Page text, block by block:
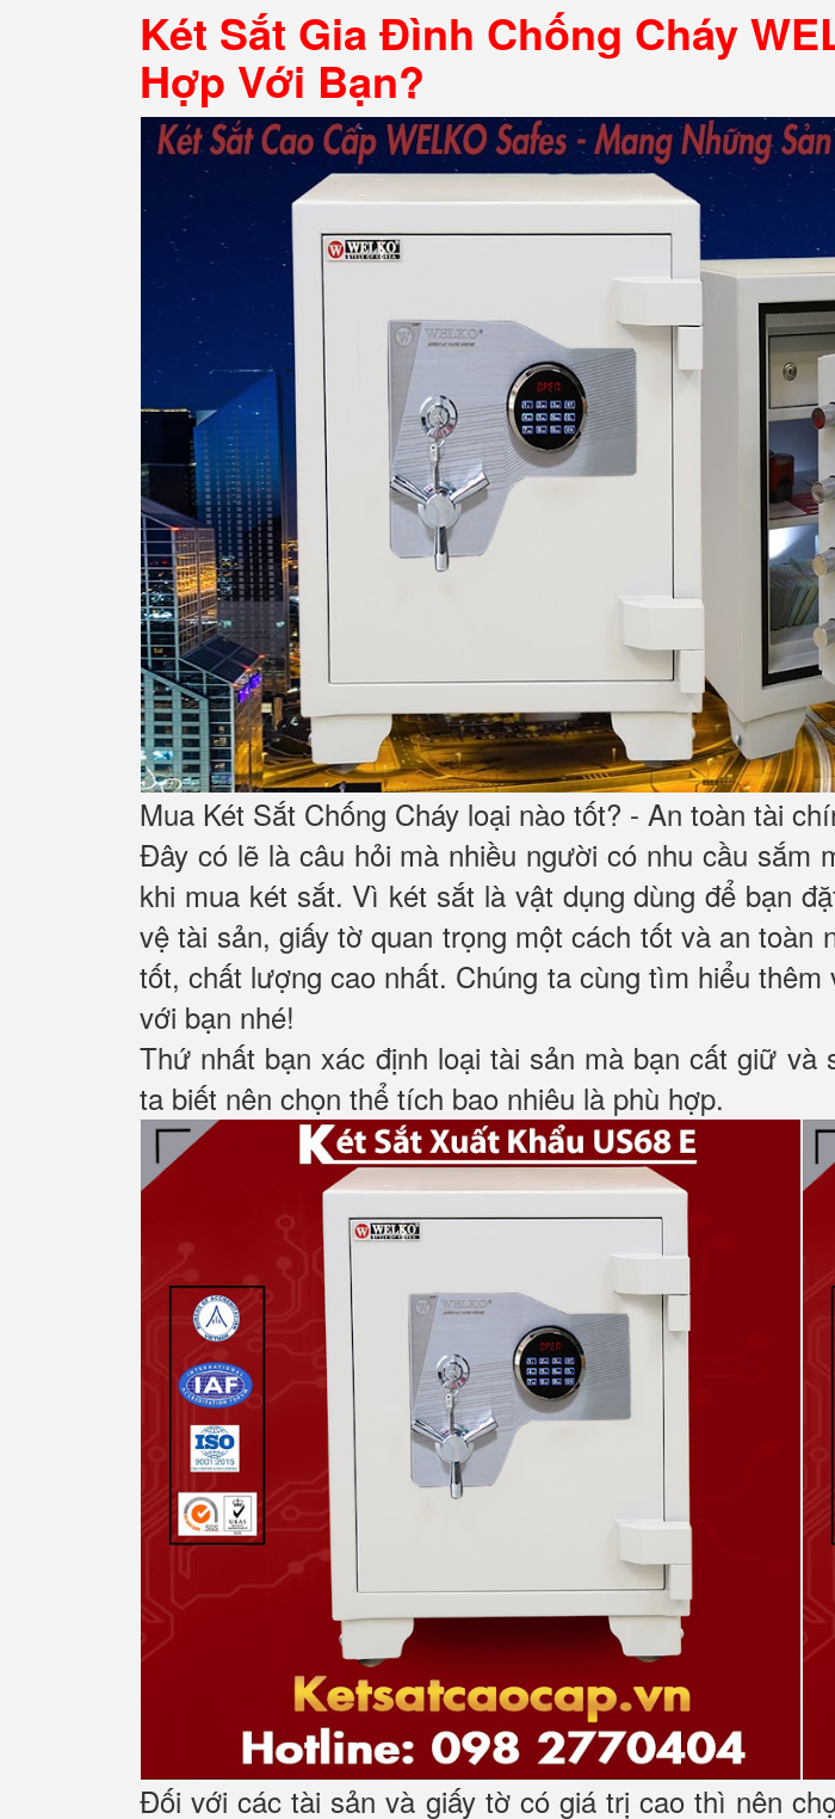
Két Sắt Gia Đình Chống Cháy
Hợp Với Bạn?
Mua Két Sắt Chống Cháy loại nào tốt? - An toàn tài
Đây có lẽ là câu hỏi mà nhiều người có nhu cầu sắm
khi mua két sắt. Vì két sắt là vật dụng dùng để bạn
vệ tài sản, giấy tờ quan trọng một cách tốt và an
tốt, chất lượng cao nhất. Chúng ta cùng tìm hiểu
với bạn nhé!
Thứ nhất bạn xác định loại tài sản mà bạn cất giữ
ta biết nên chọn thể tích bao nhiêu là phù hợp.
Đối với các tài sản và giấy tờ có giá trị cao thì nên